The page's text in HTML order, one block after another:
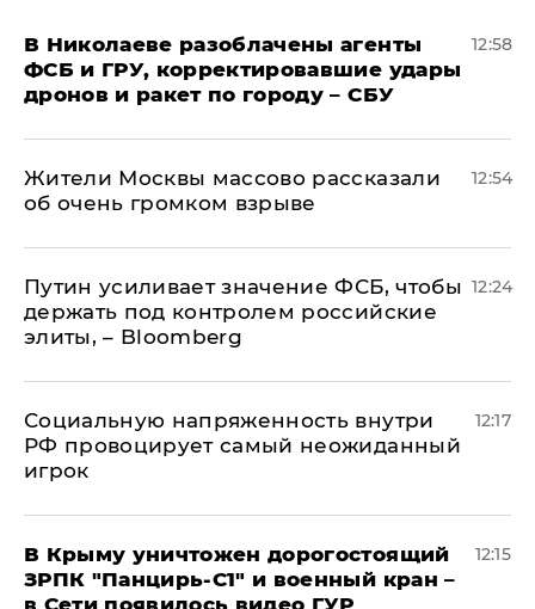
В Николаеве разоблачены агенты
ФСБ и ГРУ, корректировавшие удары
дронов и ракет по городу – СБУ
12:58
Жители Москвы массово рассказали
об очень громком взрыве
12:54
Путин усиливает значение ФСБ, чтобы
держать под контролем российские
элиты, – Bloomberg
12:24
Социальную напряженность внутри
РФ провоцирует самый неожиданный
игрок
12:17
В Крыму уничтожен дорогостоящий
ЗРПК "Панцирь-С1" и военный кран –
в Сети появилось видео ГУР
12:15